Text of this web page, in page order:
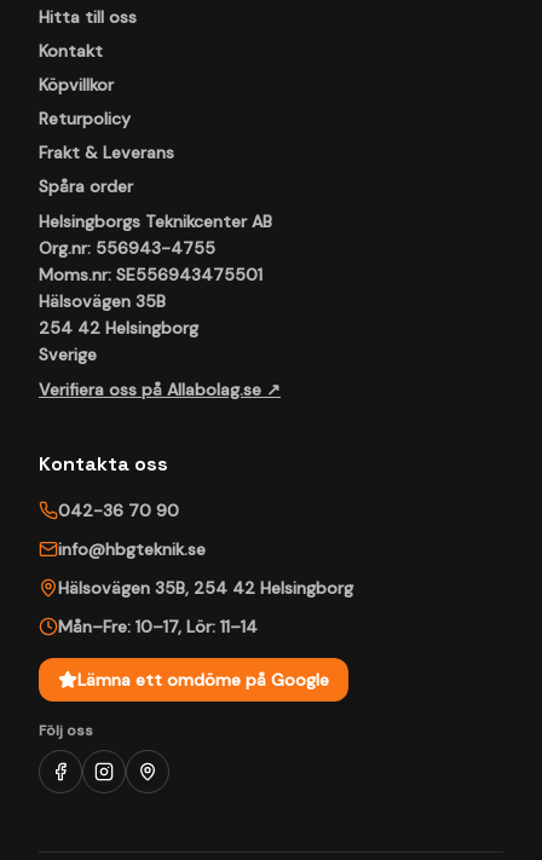
Hitta till oss
Kontakt
Köpvillkor
Returpolicy
Frakt & Leverans
Spåra order
Helsingborgs Teknikcenter AB
Org.nr: 556943-4755
Moms.nr: SE556943475501
Hälsovägen 35B
254 42 Helsingborg
Sverige
Verifiera oss på Allabolag.se ↗
Kontakta oss
042-36 70 90
info@hbgteknik.se
Hälsovägen 35B, 254 42 Helsingborg
Mån–Fre: 10–17, Lör: 11–14
Lämna ett omdöme på Google
Följ oss